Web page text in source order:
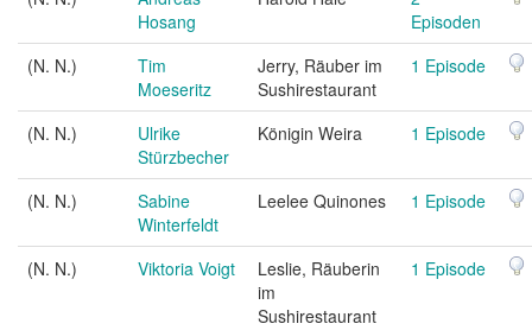
Hosang
Episoden
(N. N.)
Tim
Moeseritz
Jerry, Räuber im
Sushirestaurant
1 Episode
(N. N.)
Ulrike
Stürzbecher
Königin Weira 1 Episode
(N. N.)
Sabine
Winterfeldt
Leelee Quinones 1 Episode
(N. N.) Viktoria Voigt
Leslie, Räuberin
im
Sushirestaurant
1 Episode